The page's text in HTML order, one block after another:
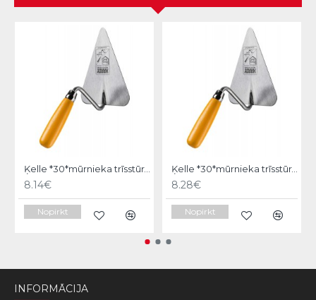
Ķelle *30*mūrnieka trīsstūra 18cm, Hardy
8.14€
Nopirkt
Ķelle *30*mūrnieka trīsstūra 20cm, Hardy
8.28€
Nopirkt
INFORMĀCIJA